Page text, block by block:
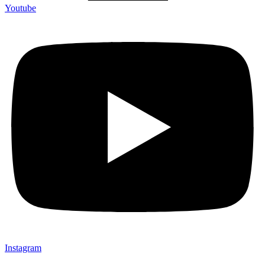
Youtube
Instagram